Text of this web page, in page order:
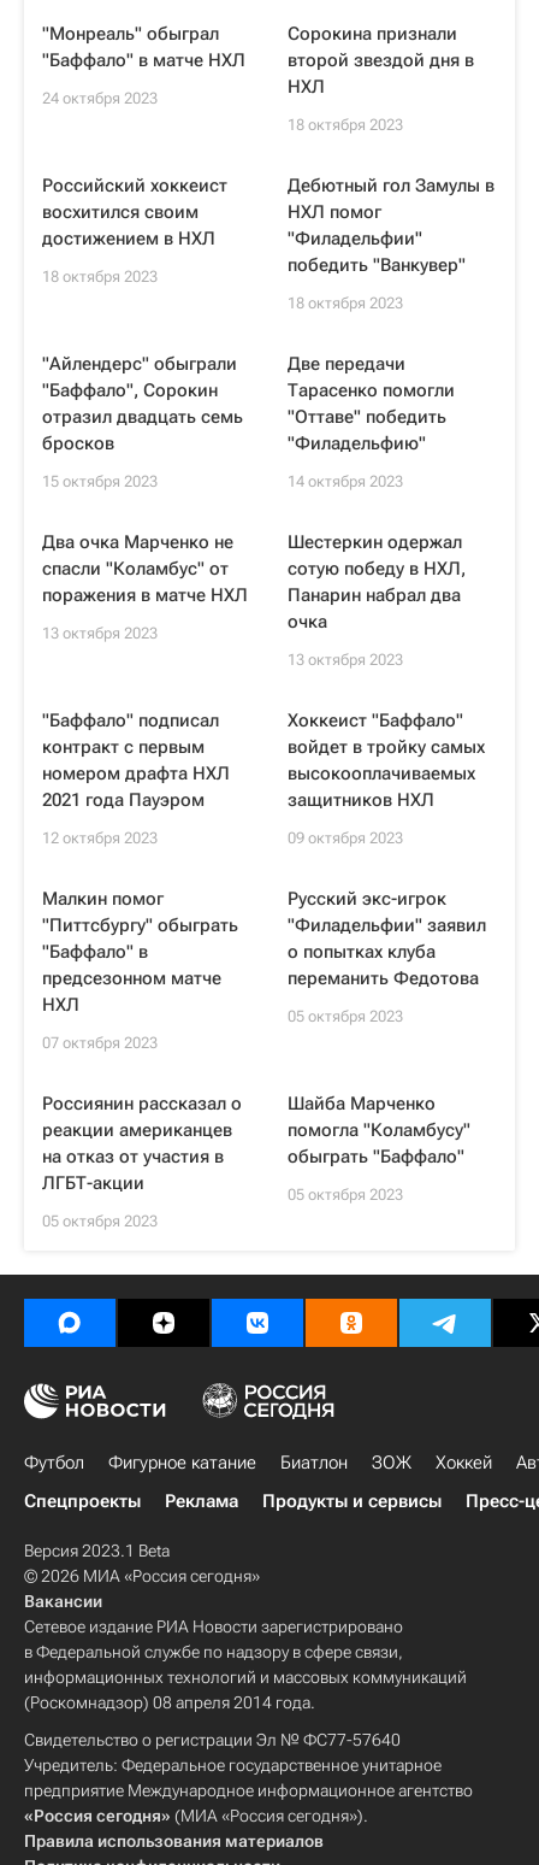
"Монреаль" обыграл
"Баффало" в матче НХЛ
24 октября 2023
Сорокина признали
второй звездой дня в
НХЛ
18 октября 2023
Российский хоккеист
восхитился своим
достижением в НХЛ
18 октября 2023
Дебютный гол Замулы в
НХЛ помог
"Филадельфии"
победить "Ванкувер"
18 октября 2023
"Айлендерс" обыграли
"Баффало", Сорокин
отразил двадцать семь
бросков
15 октября 2023
Две передачи
Тарасенко помогли
"Оттаве" победить
"Филадельфию"
14 октября 2023
Два очка Марченко не
спасли "Коламбус" от
поражения в матче НХЛ
13 октября 2023
Шестеркин одержал
сотую победу в НХЛ,
Панарин набрал два
очка
13 октября 2023
"Баффало" подписал
контракт с первым
номером драфта НХЛ
2021 года Пауэром
12 октября 2023
Хоккеист "Баффало"
войдет в тройку самых
высокооплачиваемых
защитников НХЛ
09 октября 2023
Малкин помог
"Питтсбургу" обыграть
"Баффало" в
предсезонном матче
НХЛ
07 октября 2023
Русский экс-игрок
"Филадельфии" заявил
о попытках клуба
переманить Федотова
05 октября 2023
Россиянин рассказал о
реакции американцев
на отказ от участия в
ЛГБТ-акции
05 октября 2023
Шайба Марченко
помогла "Коламбусу"
обыграть "Баффало"
05 октября 2023
Футбол Фигурное катание Биатлон ЗОЖ Хоккей
Спецпроекты
Реклама Продукты и сервисы Пресс-
Версия 2023.1 Beta
© 2026 МИА «Россия сегодня»
Вакансии
Сетевое издание РИА Новости зарегистрировано
в Федеральной службе по надзору в сфере связи,
информационных технологий и массовых коммуникаций
(Роскомнадзор) 08 апреля 2014 года.
Свидетельство о регистрации Эл № ФС77-57640
Учредитель: Федеральное государственное унитарное
предприятие Международное информационное агентство
«Россия сегодня» (МИА «Россия сегодня»).
Правила использования материалов